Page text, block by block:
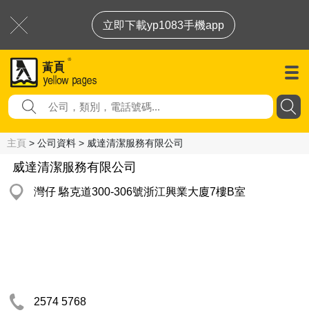
立即下載yp1083手機app
主頁 > 公司資料 > 威達清潔服務有限公司
威達清潔服務有限公司
灣仔 駱克道300-306號浙江興業大廈7樓B室
2574 5768